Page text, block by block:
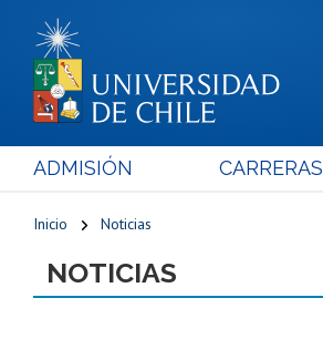
ADMISIÓN CARRERAS
Inicio Noticias
NOTICIAS